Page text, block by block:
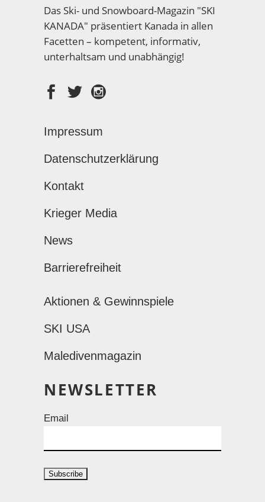
Das Ski- und Snowboard-Magazin "SKI
KANADA" präsentiert Kanada in allen
Facetten – kompetent, informativ,
unterhaltsam und unabhängig!
Impressum
Datenschutzerklärung
Kontakt
Krieger Media
News
Barrierefreiheit
Aktionen & Gewinnspiele
SKI USA
Maledivenmagazin
NEWSLETTER
Email